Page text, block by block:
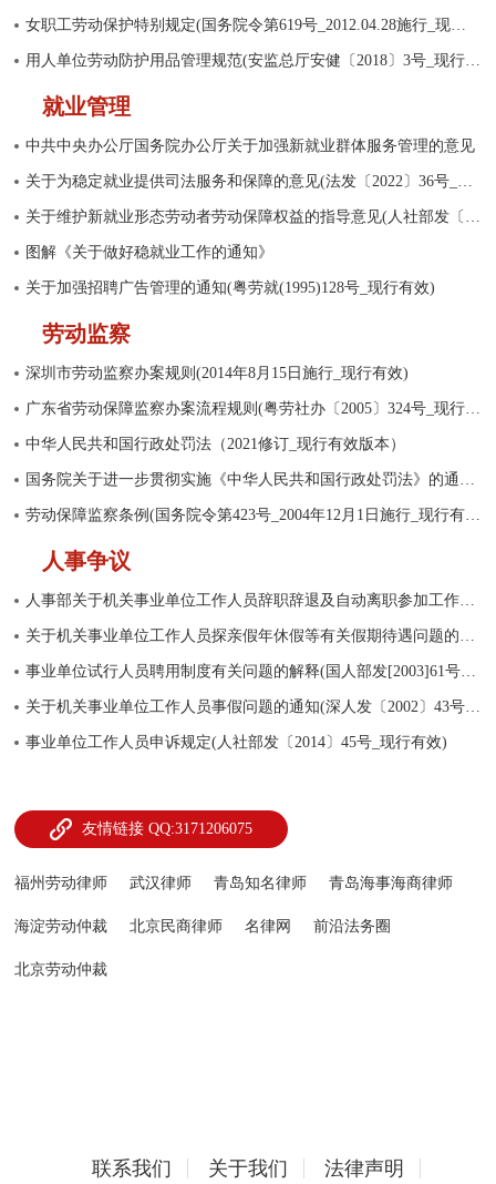
女职工劳动保护特别规定(国务院令第619号_2012.04.28施行_现行有效)
用人单位劳动防护用品管理规范(安监总厅安健〔2018〕3号_现行有效)
就业管理
中共中央办公厅国务院办公厅关于加强新就业群体服务管理的意见
关于为稳定就业提供司法服务和保障的意见(法发〔2022〕36号_现行有效)
关于维护新就业形态劳动者劳动保障权益的指导意见(人社部发〔2021〕56号_现行有效)
图解《关于做好稳就业工作的通知》
关于加强招聘广告管理的通知(粤劳就(1995)128号_现行有效)
劳动监察
深圳市劳动监察办案规则(2014年8月15日施行_现行有效)
广东省劳动保障监察办案流程规则(粤劳社办〔2005〕324号_现行有效)
中华人民共和国行政处罚法（2021修订_现行有效版本）
国务院关于进一步贯彻实施《中华人民共和国行政处罚法》的通知(2021_现行有效)
劳动保障监察条例(国务院令第423号_2004年12月1日施行_现行有效)
人事争议
人事部关于机关事业单位工作人员辞职辞退及自动离职参加工作后工作年限计算问题的复函(1998_现行有效)
关于机关事业单位工作人员探亲假年休假等有关假期待遇问题的通知(深人发〔2002〕43号_现行有效)
事业单位试行人员聘用制度有关问题的解释(国人部发[2003]61号_现行有效)
关于机关事业单位工作人员事假问题的通知(深人发〔2002〕43号_现行有效)
事业单位工作人员申诉规定(人社部发〔2014〕45号_现行有效)
友情链接 QQ:3171206075
福州劳动律师 武汉律师 青岛知名律师 青岛海事海商律师
海淀劳动仲裁 北京民商律师 名律网 前沿法务圈
北京劳动仲裁
联系我们 关于我们 法律声明